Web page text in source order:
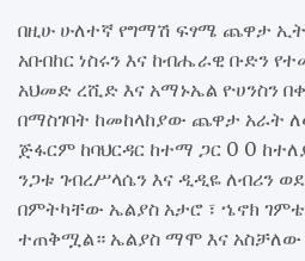
በዚሁ ሁለተኛ የግማሽ ፍፃሜ ጨዋታ
አቡበከር ነስሩን እና ከብሔራዊ ቡድን
አህመድ ረሺድ እና አማኑኤል ዮሀንስን
በማስገባት ከመከላከያው ጨዋታ አራት
ጅፋርም ከባህርዳር ከተማ ጋር 0 0
ንጋቱ ገብረሥላሴን እና ዲዲዬ ለብሪን
በምትካቸው ኤልያስ አታሮ ፣ ኄኖክ
ተጠቅሟል። ኤልያስ ማሞ እና